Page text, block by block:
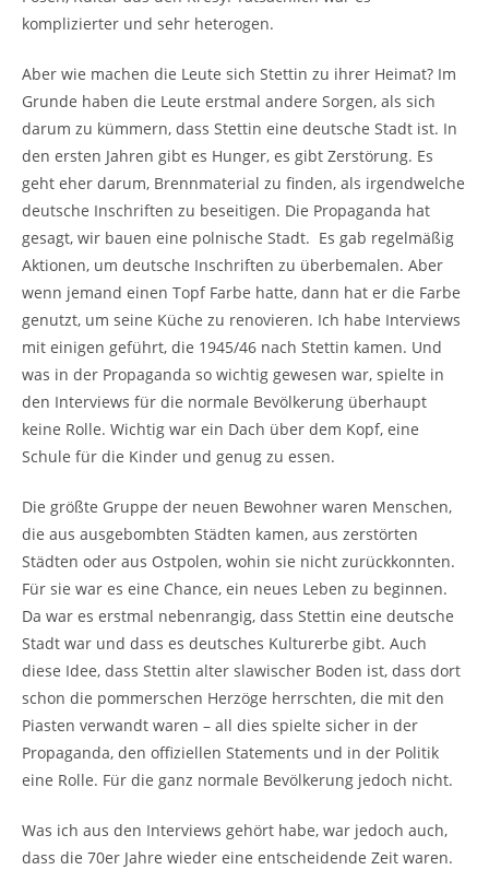
komplizierter und sehr heterogen.
Aber wie machen die Leute sich Stettin zu ihrer Heimat? Im
Grunde haben die Leute erstmal andere Sorgen, als sich
darum zu kümmern, dass Stettin eine deutsche Stadt ist. In
den ersten Jahren gibt es Hunger, es gibt Zerstörung. Es
geht eher darum, Brennmaterial zu finden, als irgendwelche
deutsche Inschriften zu beseitigen. Die Propaganda hat
gesagt, wir bauen eine polnische Stadt. Es gab regelmäßig
Aktionen, um deutsche Inschriften zu überbemalen. Aber
wenn jemand einen Topf Farbe hatte, dann hat er die Farbe
genutzt, um seine Küche zu renovieren. Ich habe Interviews
mit einigen geführt, die 1945/46 nach Stettin kamen. Und
was in der Propaganda so wichtig gewesen war, spielte in
den Interviews für die normale Bevölkerung überhaupt
keine Rolle. Wichtig war ein Dach über dem Kopf, eine
Schule für die Kinder und genug zu essen.
Die größte Gruppe der neuen Bewohner waren Menschen,
die aus ausgebombten Städten kamen, aus zerstörten
Städten oder aus Ostpolen, wohin sie nicht zurückkonnten.
Für sie war es eine Chance, ein neues Leben zu beginnen.
Da war es erstmal nebenrangig, dass Stettin eine deutsche
Stadt war und dass es deutsches Kulturerbe gibt. Auch
diese Idee, dass Stettin alter slawischer Boden ist, dass dort
schon die pommerschen Herzöge herrschten, die mit den
Piasten verwandt waren – all dies spielte sicher in der
Propaganda, den offiziellen Statements und in der Politik
eine Rolle. Für die ganz normale Bevölkerung jedoch nicht.
Was ich aus den Interviews gehört habe, war jedoch auch,
dass die 70er Jahre wieder eine entscheidende Zeit waren.